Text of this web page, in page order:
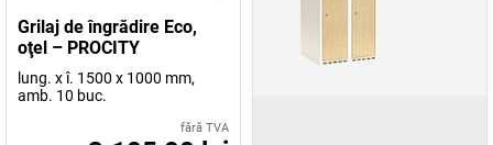
Grilaj de îngrădire Eco,
oţel – PROCITY
lung. x î. 1500 x 1000 mm,
amb. 10 buc.
fără TVA